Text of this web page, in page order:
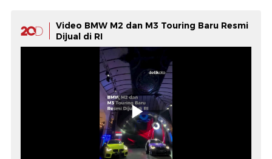
Video BMW M2 dan M3 Touring Baru Resmi
Dijual di RI